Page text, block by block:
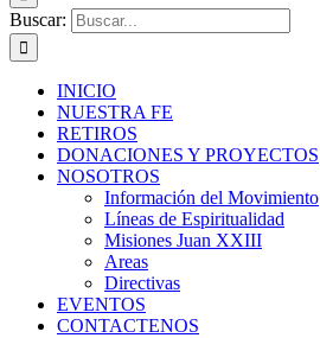
Buscar:
INICIO
NUESTRA FE
RETIROS
DONACIONES Y PROYECTOS
NOSOTROS
Información del Movimiento
Líneas de Espiritualidad
Misiones Juan XXIII
Areas
Directivas
EVENTOS
CONTACTENOS